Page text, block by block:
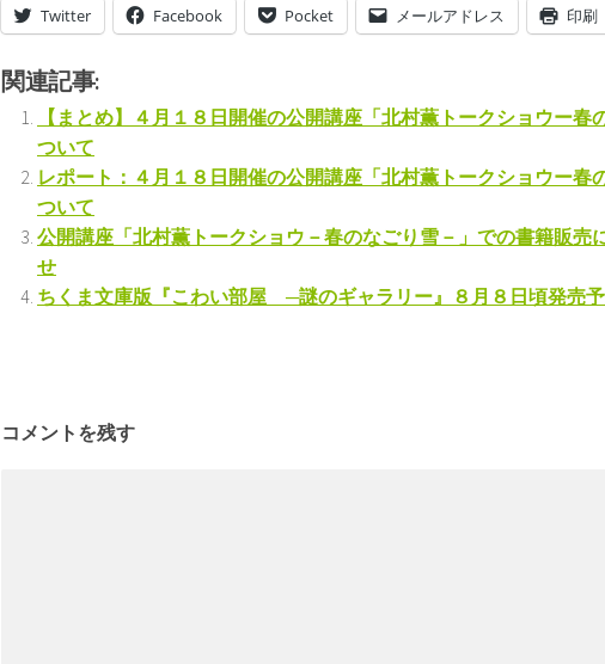
Twitter Facebook Pocket メールアドレス 印刷
関連記事:
【まとめ】４月１８日開催の公開講座「北村薫トークショウー春
ついて
レポート：４月１８日開催の公開講座「北村薫トークショウー春
ついて
公開講座「北村薫トークショウ－春のなごり雪－」での書籍販売
せ
ちくま文庫版『こわい部屋 ─謎のギャラリー』８月８日頃発売予
コメントを残す